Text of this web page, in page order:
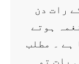
رات دن
ہوتے
ہے ۔ مطلب
بات تو